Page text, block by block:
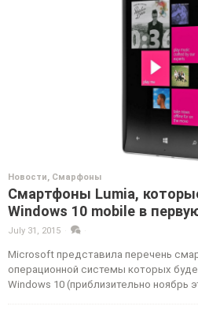
Новости, Смарфоны
Смартфоны Lumia,
Windows 10 mobile в
July 31, 2015
Microsoft представила перечень
операционной системы которых
Windows 10 (приблизительно ноябрь